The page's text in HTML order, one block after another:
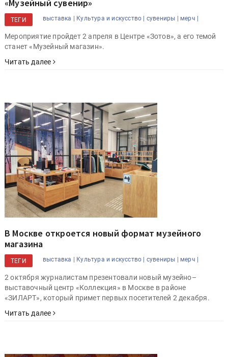
«Музейный сувенир»
ТЕГИ выставка | Культура и искусство | сувениры | мерч |
Мероприятие пройдет 2 апреля в Центре «Зотов», а его темой
станет «Музейный магазин».
Читать далее
В Москве откроется новый формат музейного
магазина
ТЕГИ выставка | Культура и искусство | сувениры | мерч |
2 октября журналистам презентовали новый музейно–
выставочный центр «Коллекция» в Москве в районе
«ЗИЛАРТ», который примет первых посетителей 2 декабря.
Читать далее